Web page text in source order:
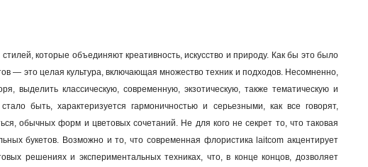
которые объединяют креативность, искусство и природу. Как бы это было
— это целая культура, включающая множество техник и подходов. Несомненно,
выделить классическую, современную, экзотическую, также тематическую и
быть, характеризуется гармоничностью и серьезными, как все говорят,
обычных форм и цветовых сочетаний. Не для кого не секрет то, что таковая
букетов. Возможно и то, что современная флористика laitcom акцентирует
решениях и экспериментальных техниках, что, в конце концов, дозволяет